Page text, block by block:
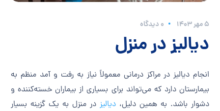
۵ مهر ۱۴۰۳ 0 دیدگاه
دیالیز در منزل
انجام دیالیز در مراکز درمانی معمولاً نیاز به رفت و آمد منظم به
بیمارستان دارد که می‌تواند برای بسیاری از بیماران خسته‌کننده و
دشوار باشد. به همین دلیل،دیالیز در منزل به یک گزینه بسیار